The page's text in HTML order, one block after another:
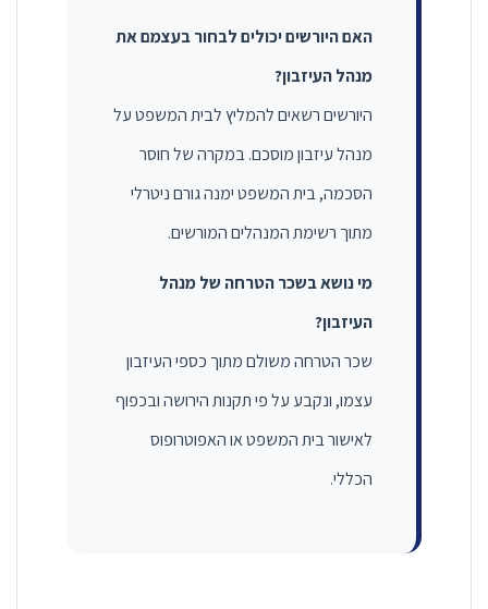
האם היורשים יכולים לבחור בעצמם את
מנהל העיזבון?
היורשים רשאים להמליץ לבית המשפט על
מנהל עיזבון מוסכם. במקרה של חוסר
הסכמה, בית המשפט ימנה גורם ניטרלי
מתוך רשימת המנהלים המורשים.
מי נושא בשכר הטרחה של מנהל
העיזבון?
שכר הטרחה משולם מתוך כספי העיזבון
עצמו, ונקבע על פי תקנות הירושה ובכפוף
לאישור בית המשפט או האפוטרופוס
הכללי.